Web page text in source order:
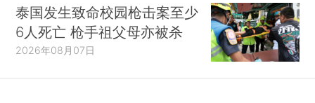
泰国发生致命校园枪击案至少
6人死亡 枪手祖父母亦被杀
2026年08月07日